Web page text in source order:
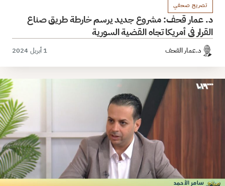
تصريح صحفي
د. عمار قحف: مشروع جديد يرسم خارطة طريق صناع
القرار في أمريكا تجاه القضية السورية
د.عمار القحف